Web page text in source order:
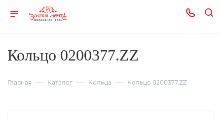
Кольцо 0200377.ZZ
Главная Каталог Кольца Кольцо 0200377.ZZ